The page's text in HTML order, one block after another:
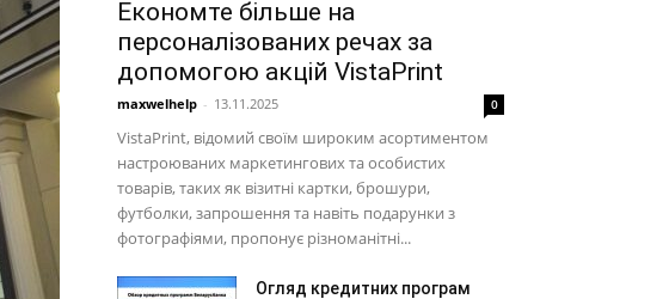
Економте більше на
персоналізованих речах за
допомогою акцій VistaPrint
maxwelhelp - 13.11.2025 0
VistaPrint, відомий своїм широким асортиментом
настроюваних маркетингових та особистих
товарів, таких як візитні картки, брошури,
футболки, запрошення та навіть подарунки з
фотографіями, пропонує різноманітні...
Огляд кредитних програм